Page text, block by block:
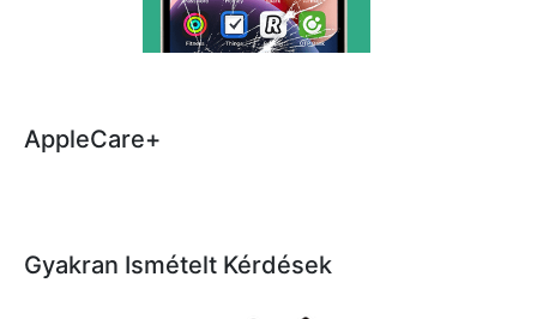
AppleCare+
Gyakran Ismételt Kérdések